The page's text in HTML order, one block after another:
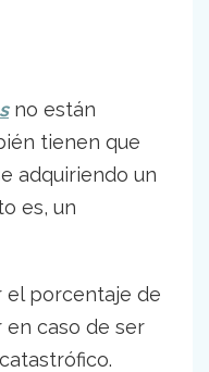
no están
tienen que
adquiriendo un
es, un
el porcentaje de
caso de ser